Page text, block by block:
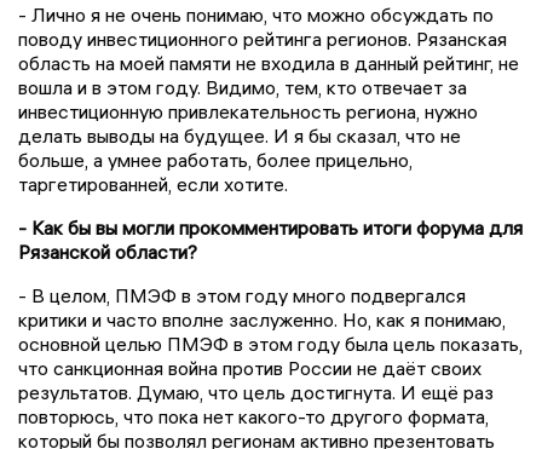
- Лично я не очень понимаю, что можно обсуждать по
поводу инвестиционного рейтинга регионов. Рязанская
область на моей памяти не входила в данный рейтинг, не
вошла и в этом году. Видимо, тем, кто отвечает за
инвестиционную привлекательность региона, нужно
делать выводы на будущее. И я бы сказал, что не
больше, а умнее работать, более прицельно,
таргетированней, если хотите.
- Как бы вы могли прокомментировать итоги форума для
Рязанской области?
- В целом, ПМЭФ в этом году много подвергался
критики и часто вполне заслуженно. Но, как я понимаю,
основной целью ПМЭФ в этом году была цель показать,
что санкционная война против России не даёт своих
результатов. Думаю, что цель достигнута. И ещё раз
повторюсь, что пока нет какого-то другого формата,
который бы позволял регионам активно презентовать